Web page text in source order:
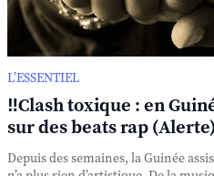
L’ESSENTIEL
‼️Clash toxique : en
sur des beats rap (Alerte)
Depuis des semaines, la Guinée